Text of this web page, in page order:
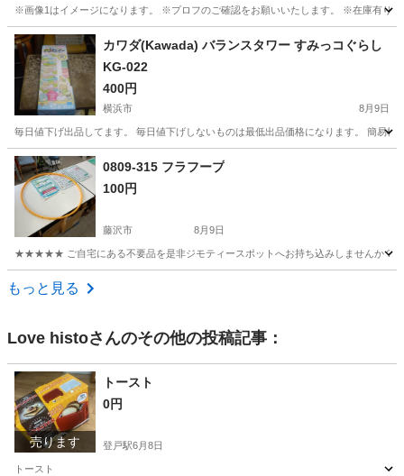
※画像1はイメージになります。 ※プロフのご確認をお願いいたします。 ※在庫有り
神奈川 横浜市 たまプラーザ駅 おもちゃ ミニフィグ
カワダ(Kawada) バランスタワー すみっコぐらし
KG-022
400円
横浜市 8月9日
毎日値下げ出品してます。 毎日値下げしないものは最低出品価格になります。 簡易
神奈川 横浜市 すみっコぐらし
0809-315 フラフープ
100円
藤沢市 8月9日
★★★★★ ご自宅にある不要品を是非ジモティースポットへお持ち込みしませんか？
神奈川 藤沢市
もっと見る
Love histoさんのその他の投稿記事：
売ります
トースト
0円
登戸駅6月8日
トースト